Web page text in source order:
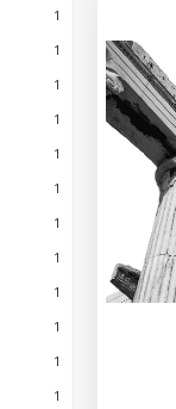
1
1
1
1
1
1
1
1
1
1
1
1